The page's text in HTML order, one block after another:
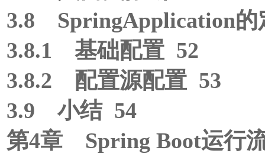
3.8 SpringApplication的
3.8.1 基础配置 52
3.8.2 配置源配置 53
3.9 小结 54
第4章 Spring Boot运行